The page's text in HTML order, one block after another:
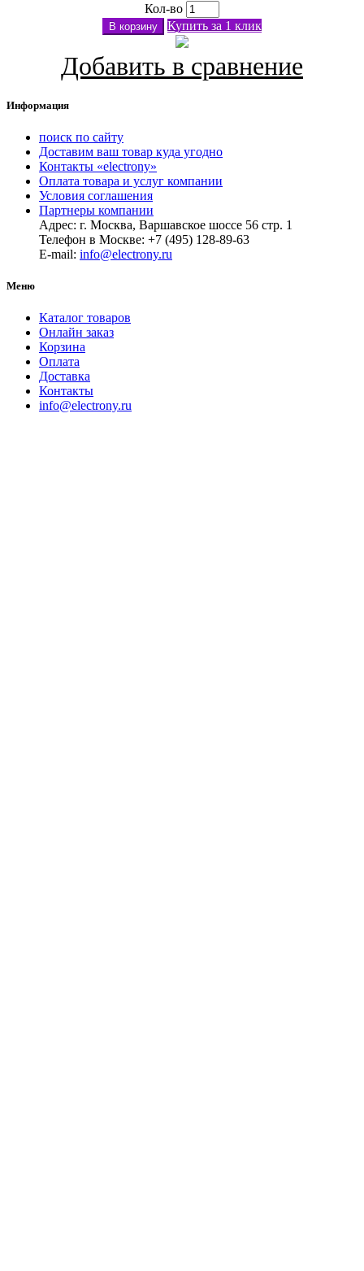
Кол-во
В корзину Купить за 1 клик
Добавить в сравнение
Информация
поиск по сайту
Доставим ваш товар куда угодно
Контакты «electrony»
Оплата товара и услуг компании
Условия соглашения
Партнеры компании
Адрес: г. Москва, Варшавское шоссе 56 стр. 1
Телефон в Москве: +7 (495) 128-89-63
E-mail: info@electrony.ru
Меню
Каталог товаров
Онлайн заказ
Корзина
Оплата
Доставка
Контакты
info@electrony.ru